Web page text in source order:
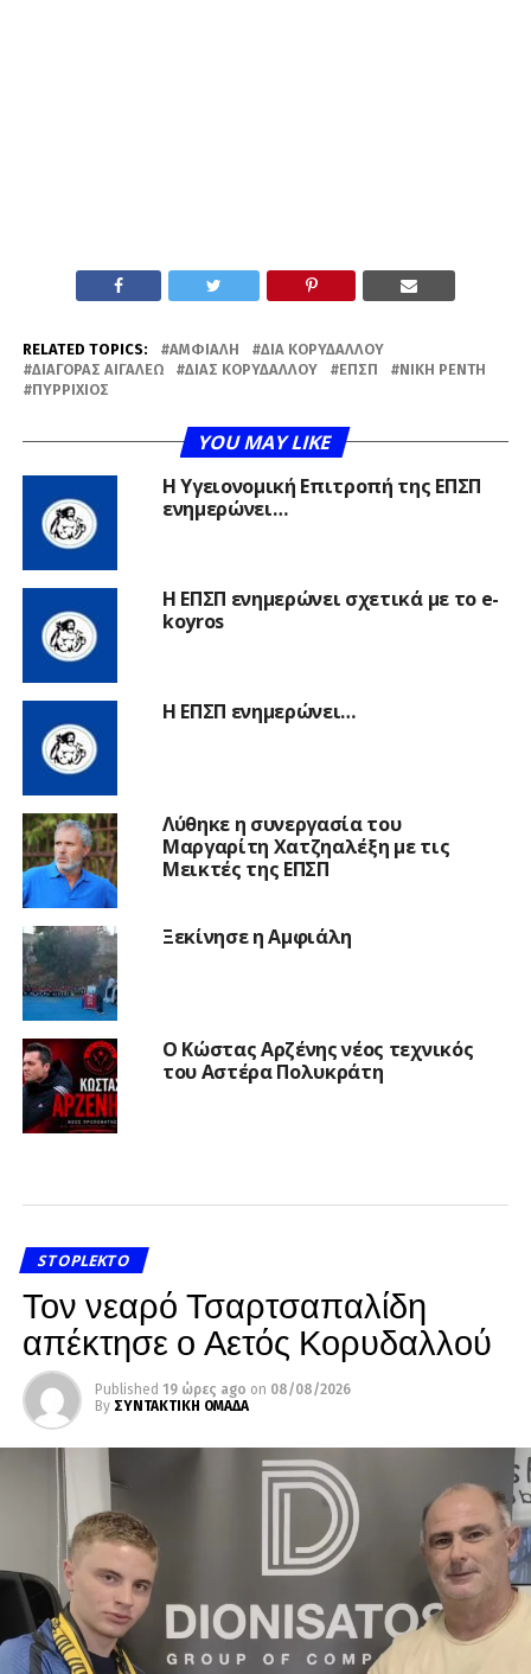
RELATED TOPICS: ΑΜΦΙΆΛΗ
ΔΊΑ ΚΟΡΥΔΑΛΛΟΎ
ΔΙΑΓΌΡΑΣ ΑΙΓΆΛΕΩ
ΔΊΑΣ ΚΟΡΥΔΑΛΛΟΎ ΕΠΣΠ
ΝΊΚΗ ΡΈΝΤΗ
ΠΥΡΡΊΧΙΟΣ
YOU MAY LIKE
Η Υγειονομική Επιτροπή της ΕΠΣΠ
ενημερώνει…
Η ΕΠΣΠ ενημερώνει σχετικά με το e-
koyros
Η ΕΠΣΠ ενημερώνει…
Λύθηκε η συνεργασία του
Μαργαρίτη Χατζηαλέξη με τις
Μεικτές της ΕΠΣΠ
Ξεκίνησε η Αμφιάλη
Ο Κώστας Αρζένης νέος τεχνικός
του Αστέρα Πολυκράτη
STOPLEKTO
Τον νεαρό Τσαρτσαπαλίδη
απέκτησε ο Αετός Κορυδαλλού
Published 19 ώρες ago on 08/08/2026
By ΣΥΝΤΑΚΤΙΚΗ ΟΜΑΔΑ